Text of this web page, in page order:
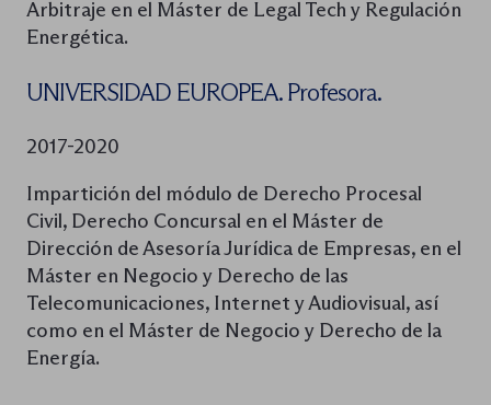
Arbitraje en el Máster de Legal Tech y Regulación
Energética.
UNIVERSIDAD EUROPEA. Profesora.
2017-2020
Impartición del módulo de Derecho Procesal
Civil, Derecho Concursal en el Máster de
Dirección de Asesoría Jurídica de Empresas, en el
Máster en Negocio y Derecho de las
Telecomunicaciones, Internet y Audiovisual, así
como en el Máster de Negocio y Derecho de la
Energía.